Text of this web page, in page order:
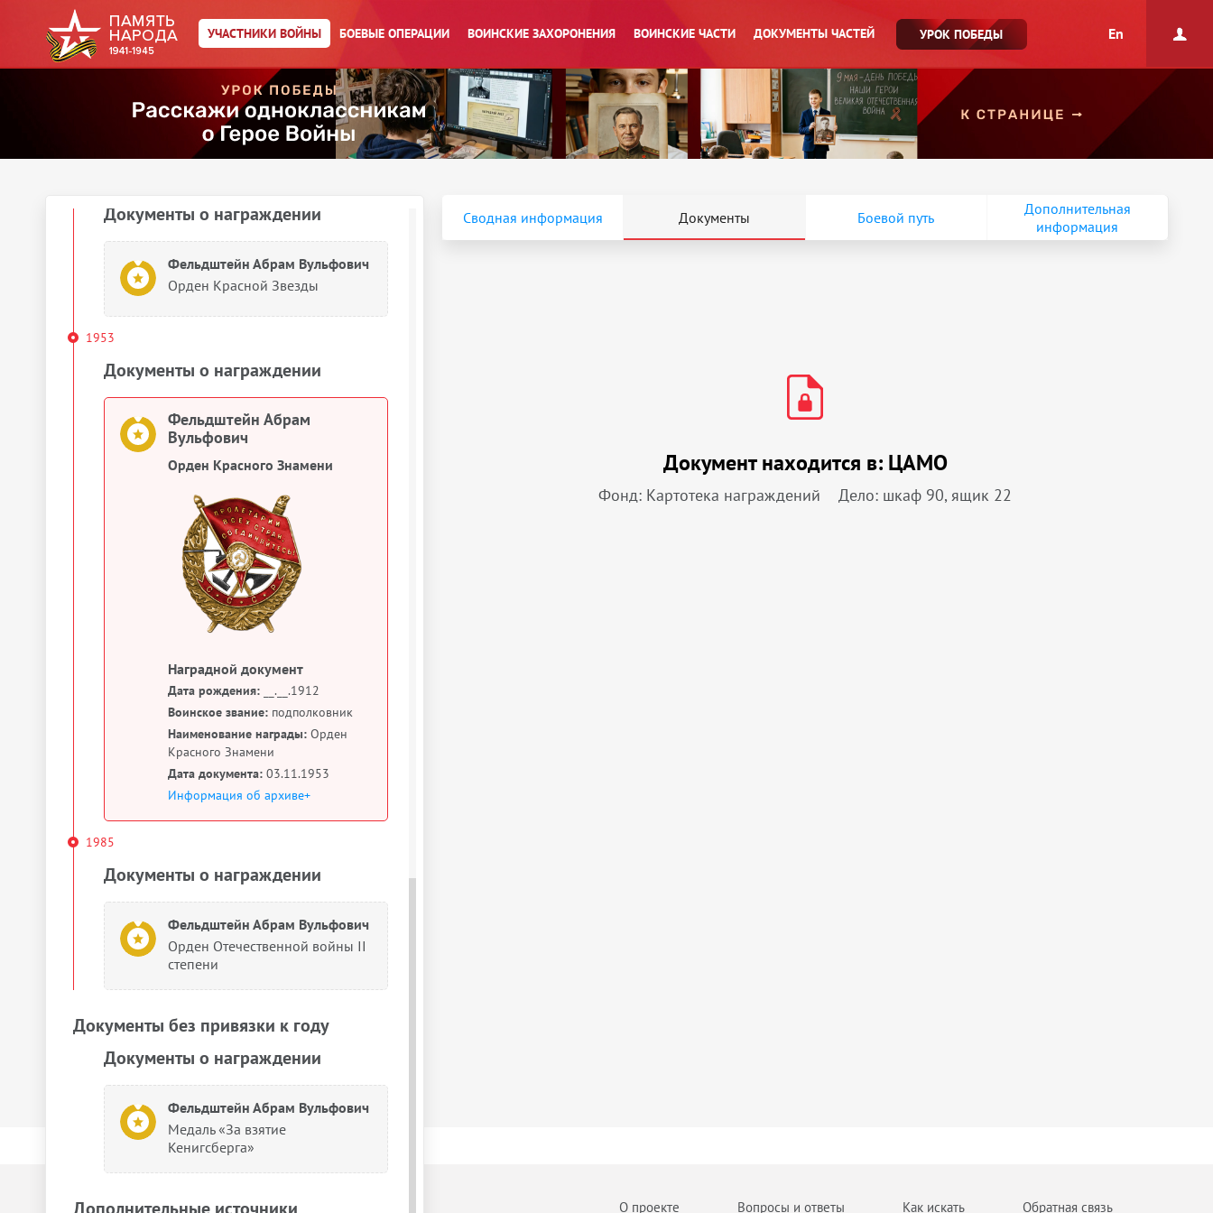
УЧАСТНИКИ ВОЙНЫ БОЕВЫЕ ОПЕРАЦИИ ВОИНСКИЕ ЗАХОРОНЕНИЯ ВОИНСКИЕ ЧАСТИ ДОКУМЕНТЫ ЧАСТЕЙ УРОК ПОБЕДЫ En
Медаль «За победу над
Германией в Великой
Отечественной войне 1941–
1945 гг.»
Документы о награждении
Фельдштейн Абрам Вульфович
Орден Красной Звезды
1953
Документы о награждении
Фельдштейн Абрам
Вульфович
Орден Красного Знамени
Наградной документ
Дата рождения: __.__.1912
Воинское звание: подполковник
Наименование награды: Орден
Красного Знамени
Дата документа: 03.11.1953
Информация об архиве+
1985
Документы о награждении
Фельдштейн Абрам Вульфович
Орден Отечественной войны II
степени
Документы без привязки к году
Документы о награждении
Фельдштейн Абрам Вульфович
Медаль «За взятие
Кенигсберга»
Сводная информация Документы Боевой путь
Дополнительная
информация
Документ находится в: ЦАМО
Фонд: Картотека награждений Дело: шкаф 90, ящик 22
О проекте Вопросы и ответы Как искать Обратная связь